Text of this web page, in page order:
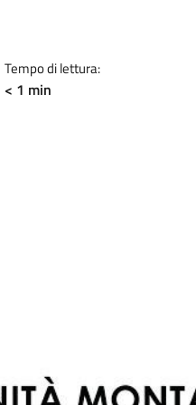
Tempo di lettura:
< 1 min